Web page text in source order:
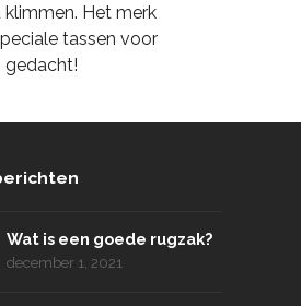
Het merk
tassen voor
gedacht!
Wat is een goede rugzak?
december 1, 2021